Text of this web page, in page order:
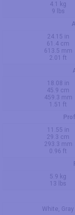
4.1 kg
9 lbs
24.15 in
61.4 cm
613.5 mm
2.01 ft
18.08 in
45.9 cm
459.3 mm
1.51 ft
11.55 in
29.3 cm
293.3 mm
0.96 ft
5.9 kg
13 lbs
White, Gray